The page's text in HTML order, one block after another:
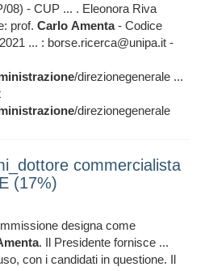
- CUP ... . Eleonora Riva
prof. Carlo Amenta- Codice
... : borse.ricerca@unipa.it -
/direzionegenerale ...
/direzionegenerale
commercialista
(17%)
designa come
. Il Presidente fornisce ...
con i candidati in questione. Il